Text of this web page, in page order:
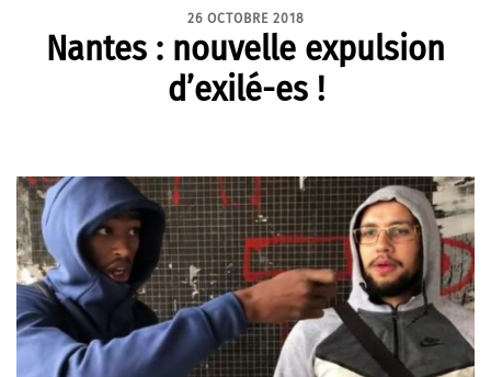
26 OCTOBRE 2018
Nantes : nouvelle expulsion
d’exilé-es !